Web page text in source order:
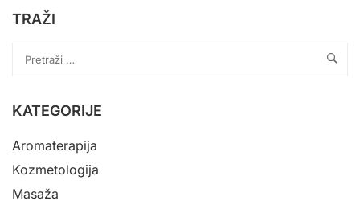
TRAŽI
KATEGORIJE
Aromaterapija
Kozmetologija
Masaža